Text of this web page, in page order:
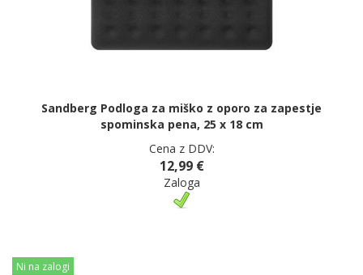
Sandberg Podloga za miško z oporo za zapestje
spominska pena, 25 x 18 cm
Cena z DDV:
12,99 €
Zaloga
Ni na zalogi